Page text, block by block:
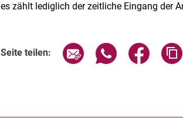
es zählt lediglich der zeitliche Eingang der
Seite teilen: Seite über E-Mail teilen
Seite überSeite